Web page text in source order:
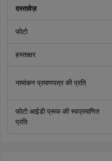
दस्तावेज़
फोटो
हस्ताक्षर
नामांकन प्रमाणपत्र की प्रति
फोटो आईडी प्रूफ की स्वप्रमाणित
प्रति